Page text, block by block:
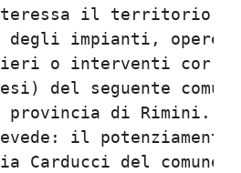
interessa il
degli impianti,
o
del
il
Via Carducci